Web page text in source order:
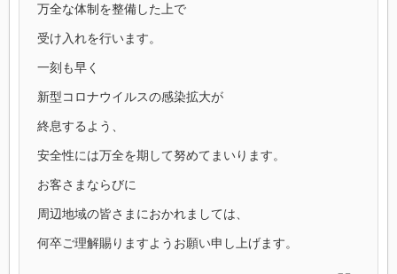
万全な体制を整備した上で
受け入れを行います。
一刻も早く
新型コロナウイルスの感染拡大が
終息するよう、
安全性には万全を期して努めてまいります。
お客さまならびに
周辺地域の皆さまにおかれましては、
何卒ご理解賜りますようお願い申し上げます。